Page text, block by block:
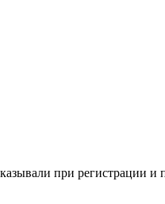
при регистрации и